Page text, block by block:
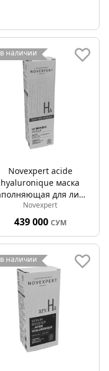
наличии
Novexpert acide
hyaluronique маска
для лица
50мл
Novexpert
439 000 СУМ
наличии